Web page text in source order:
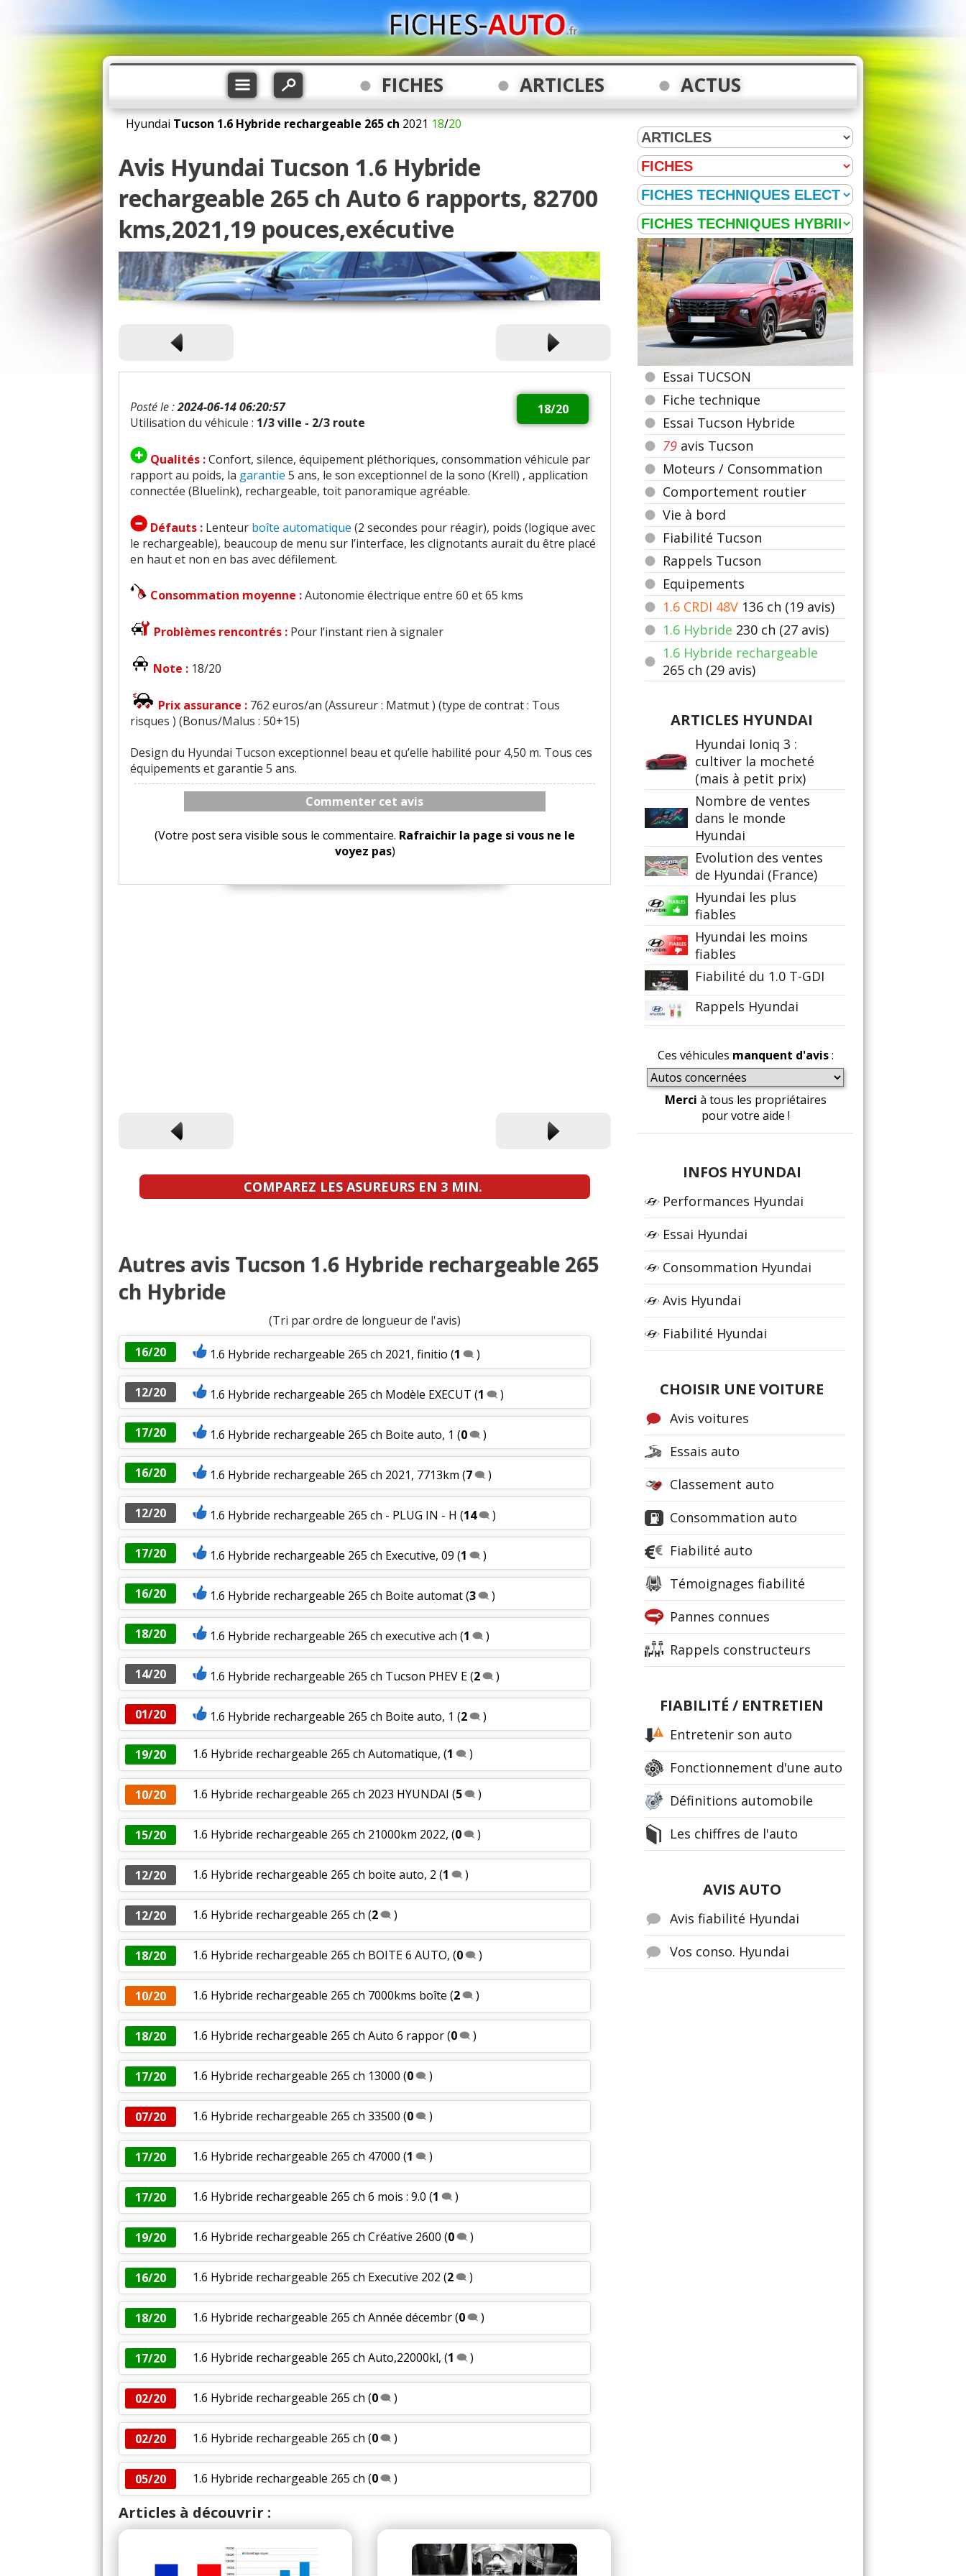
FICHES ARTICLES ACTUS
Hyundai Tucson 1.6 Hybride rechargeable 265 ch 2021 18/20
Avis Hyundai Tucson 1.6 Hybride
rechargeable 265 ch Auto 6 rapports, 82700
kms,2021,19 pouces,exécutive
18/20
Posté le :2024-06-14 06:20:57
Utilisation du véhicule : 1/3 ville - 2/3 route
Qualités :Confort, silence, équipement pléthoriques, consommation véhicule par
rapport au poids, la garantie 5 ans, le son exceptionnel de la sono (Krell) , application
connectée (Bluelink), rechargeable, toit panoramique agréable.
Défauts : Lenteur boîte automatique (2 secondes pour réagir), poids (logique avec
le rechargeable), beaucoup de menu sur l’interface, les clignotants aurait du être placé
en haut et non en bas avec défilement.
Consommation moyenne :Autonomie électrique entre 60 et 65 kms
Problèmes rencontrés : Pour l’instant rien à signaler
Note : 18/20
Prix assurance : 762 euros/an (Assureur : Matmut ) (type de contrat : Tous
risques ) (Bonus/Malus : 50+15)
Design du Hyundai Tucson exceptionnel beau et qu’elle habilité pour 4,50 m. Tous ces
équipements et garantie 5 ans.
Commenter cet avis
(Votre post sera visible sous le commentaire. Rafraichir la page si vous ne le
voyez pas)
COMPAREZ LES ASUREURS EN 3 MIN.
Autres avis Tucson 1.6 Hybride rechargeable 265
ch Hybride
(Tri par ordre de longueur de l'avis)
16/20
1.6 Hybride rechargeable 265 ch 2021, finitio (1 )
12/20 1.6 Hybride rechargeable 265 ch Modèle EXECUT (1 )
17/20 1.6 Hybride rechargeable 265 ch Boite auto, 1 (0 )
16/20 1.6 Hybride rechargeable 265 ch 2021, 7713km (7 )
12/20 1.6 Hybride rechargeable 265 ch - PLUG IN - H (14 )
17/20 1.6 Hybride rechargeable 265 ch Executive, 09 (1 )
16/20 1.6 Hybride rechargeable 265 ch Boite automat(3 )
18/20 1.6 Hybride rechargeable 265 ch executive ach (1 )
14/20 1.6 Hybride rechargeable 265 ch Tucson PHEV E(2 )
01/20 1.6 Hybride rechargeable 265 ch Boite auto, 1 (2 )
19/20 1.6 Hybride rechargeable 265 ch Automatique, (1 )
10/20 1.6 Hybride rechargeable 265 ch 2023 HYUNDAI (5 )
15/20 1.6 Hybride rechargeable 265 ch 21000km 2022, (0 )
12/20 1.6 Hybride rechargeable 265 ch boite auto, 2 (1 )
12/20 1.6 Hybride rechargeable 265 ch (2 )
18/20 1.6 Hybride rechargeable 265 ch BOITE 6 AUTO, (0 )
10/20 1.6 Hybride rechargeable 265 ch 7000kms boîte (2 )
18/20 1.6 Hybride rechargeable 265 ch Auto 6 rappor(0 )
17/20 1.6 Hybride rechargeable 265 ch 13000 (0 )
07/20 1.6 Hybride rechargeable 265 ch 33500 (0 )
17/20 1.6 Hybride rechargeable 265 ch 47000 (1 )
17/20 1.6 Hybride rechargeable 265 ch 6 mois : 9.0 (1 )
19/20 1.6 Hybride rechargeable 265 ch Créative 2600 (0 )
16/20 1.6 Hybride rechargeable 265 ch Executive 202 (2 )
18/20 1.6 Hybride rechargeable 265 ch Année décembr(0 )
17/20 1.6 Hybride rechargeable 265 ch Auto,22000kl, (1 )
02/20 1.6 Hybride rechargeable 265 ch (0 )
02/20 1.6 Hybride rechargeable 265 ch (0 )
05/20 1.6 Hybride rechargeable 265 ch (0 )
Articles à découvrir :
Essai TUCSON
Fiche technique
Essai Tucson Hybride
79 avis Tucson
Moteurs / Consommation
Comportement routier
Vie à bord
Fiabilité Tucson
Rappels Tucson
Equipements
1.6 CRDI 48V 136 ch (19 avis)
1.6 Hybride 230 ch (27 avis)
1.6 Hybride rechargeable
265 ch (29 avis)
ARTICLES HYUNDAI
Hyundai Ioniq 3 :
cultiver la mocheté
(mais à petit prix)
Nombre de ventes
dans le monde
Hyundai
Evolution des ventes
de Hyundai (France)
Hyundai les plus
fiables
Hyundai les moins
fiables
Fiabilité du 1.0 T-GDI
Rappels Hyundai
Ces véhicules manquent d'avis:
Merci à tous les propriétaires
pour votre aide !
INFOS HYUNDAI
Performances Hyundai
Essai Hyundai
Consommation Hyundai
Avis Hyundai
Fiabilité Hyundai
CHOISIR UNE VOITURE
Avis voitures
Essais auto
Classement auto
Consommation auto
Fiabilité auto
Témoignages fiabilité
Pannes connues
Rappels constructeurs
FIABILITÉ / ENTRETIEN
Entretenir son auto
Fonctionnement d'une auto
Définitions automobile
Les chiffres de l'auto
AVIS AUTO
Avis fiabilité Hyundai
Vos conso. Hyundai